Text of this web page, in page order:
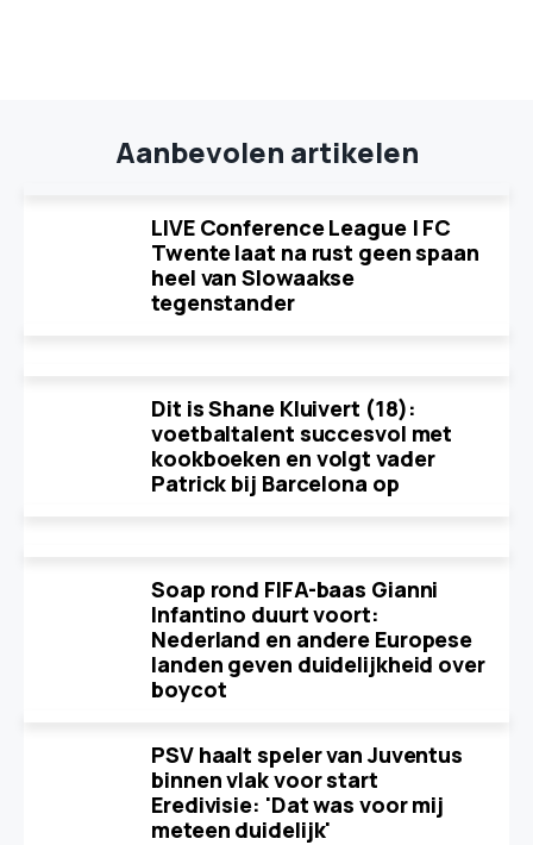
Aanbevolen artikelen
LIVE Conference League | FC
Twente laat na rust geen spaan
heel van Slowaakse
tegenstander
Dit is Shane Kluivert (18):
voetbaltalent succesvol met
kookboeken en volgt vader
Patrick bij Barcelona op
Soap rond FIFA-baas Gianni
Infantino duurt voort:
Nederland en andere Europese
landen geven duidelijkheid over
boycot
PSV haalt speler van Juventus
binnen vlak voor start
Eredivisie: 'Dat was voor mij
meteen duidelijk'